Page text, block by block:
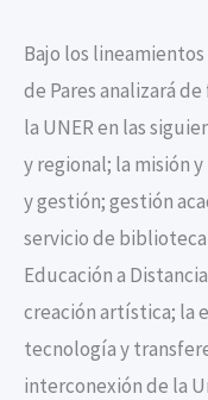
Bajo los
de Pares analizará
la UNER en las
y regional; la misión
y gestión; gestión
servicio de
Educación a
creación artística; la
tecnología y
interconexión de la